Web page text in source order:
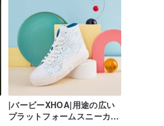
|バービーXHOA|用途の広い
プラットフォームスニーカ